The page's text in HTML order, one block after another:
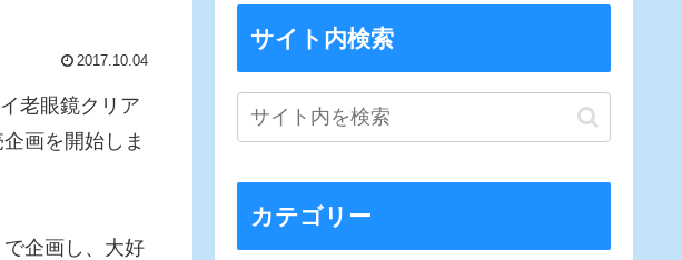
2017.10.04
老眼鏡クリア
画を開始しま
企画し、大好
サイト内検索
カテゴリー